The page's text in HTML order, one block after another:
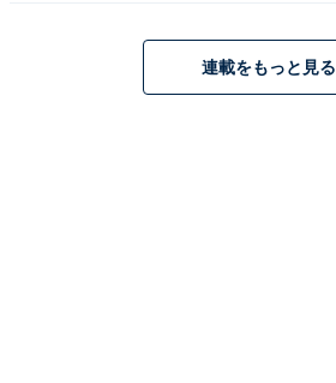
連載をもっと見る